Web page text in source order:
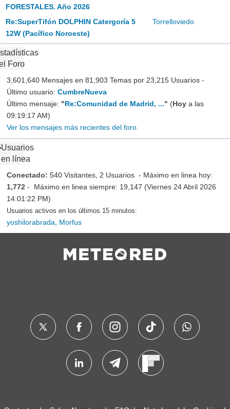
FORESTALES. Año 2026
Re:SuperTifón DOLPHIN Catergoría 5
12W (Pacífico Noroeste)
Torrelloviedo
Foro
3,601,640 Mensajes en 81,903 Temas por 23,215 Usuarios -
Último usuario: CumbreNueva
Último mensaje: "Re:Comunidad de Madrid, ..." (Hoy a las
09:19:17 AM)
Ver los mensajes más recientes del foro.
Usuarios
en línea
Conectado: 540 Visitantes, 2 Usuarios - Máximo en linea hoy:
1,772 - Máximo en linea siempre: 19,147 (Viernes 24 Abril 2026
14:01:22 PM)
Usuarios activos en los últimos 15 minutos:
yoshilorabrada Morfus